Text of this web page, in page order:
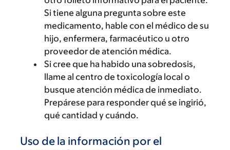
Si tiene alguna pregunta sobre este
medicamento, hable con el médico de su
hijo, enfermera, farmacéutico u otro
proveedor de atención médica.
Si cree que ha habido una sobredosis,
llame al centro de toxicología local o
busque atención médica de inmediato.
Prepárese para responder qué se ingirió,
qué cantidad y cuándo.
Uso de la información por el